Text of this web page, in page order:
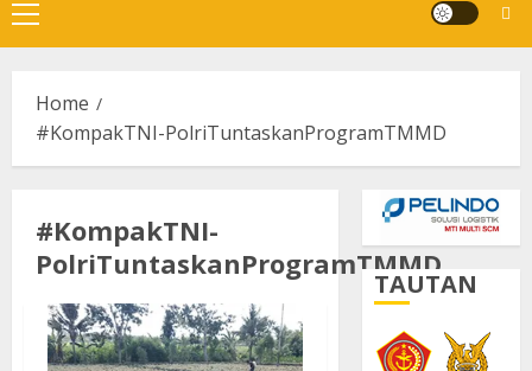
Primary
Menu
Home
#KompakTNI-PolriTuntaskanProgramTMMD
#KompakTNI-
PolriTuntaskanProgramTMMD
TAUTAN